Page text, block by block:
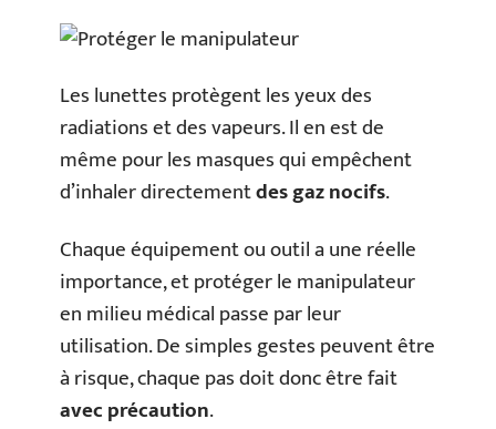
Les lunettes protègent les yeux des
radiations et des vapeurs. Il en est de
même pour les masques qui empêchent
d’inhaler directementdes gaz nocifs.
Chaque équipement ou outil a une réelle
importance, et protéger le manipulateur
en milieu médical passe par leur
utilisation. De simples gestes peuvent être
à risque, chaque pas doit donc être fait
avec précaution.